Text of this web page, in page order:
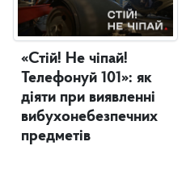
«Стій! Не чіпай!
Телефонуй 101»: як
діяти при виявленні
вибухонебезпечних
предметів